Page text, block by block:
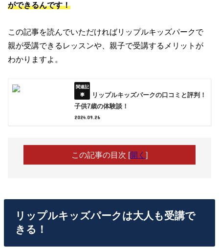
ができるんです！
この記事を読んでいただければリップルキッズパークで
親が受講できるレッスンや、親子で受講するメリットが
わかりますよ。
リップルキッズパークの口コミと評判！
子供7歳の体験談！
2024.09.26
この記事の目次 [開く ]
リップルキッズパークは大人も受講で
きる！